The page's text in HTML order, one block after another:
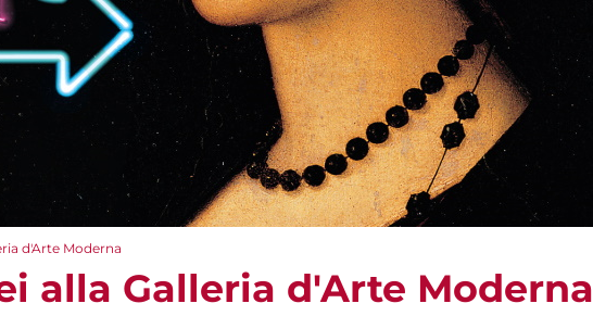
d'Arte Moderna
alla Galleria d'Arte Moderna